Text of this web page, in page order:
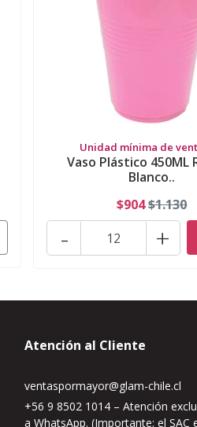
Unidad mínima de
Vaso Plástico 450ML
Blanco..
$904$1.130
+
-
Atención al Cliente
ventaspormayor@glam-chile.cl
+56 9 8502 1014 – Atención
a WhatsApp. (Importante: el SAC